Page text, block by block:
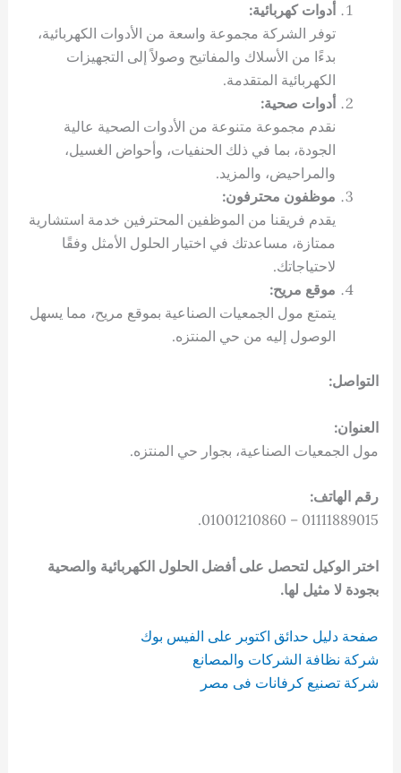
أدوات كهربائية:
توفر الشركة مجموعة واسعة من الأدوات الكهربائية،
بدءًا من الأسلاك والمفاتيح وصولاً إلى التجهيزات
الكهربائية المتقدمة.
أدوات صحية:
نقدم مجموعة متنوعة من الأدوات الصحية عالية
الجودة، بما في ذلك الحنفيات، وأحواض الغسيل،
والمراحيض، والمزيد.
موظفون محترفون:
يقدم فريقنا من الموظفين المحترفين خدمة استشارية
ممتازة، مساعدتك في اختيار الحلول الأمثل وفقًا
لاحتياجاتك.
موقع مريح:
يتمتع مول الجمعيات الصناعية بموقع مريح، مما يسهل
الوصول إليه من حي المنتزه.
التواصل:
العنوان:
مول الجمعيات الصناعية، بجوار حي المنتزه.
رقم الهاتف:
01111889015 – 01001210860.
اختر الوكيل لتحصل على أفضل الحلول الكهربائية والصحية
بجودة لا مثيل لها.
صفحة دليل حدائق اكتوبر على الفيس بوك
شركة نظافة الشركات والمصانع
شركة تصنيع كرفانات فى مصر